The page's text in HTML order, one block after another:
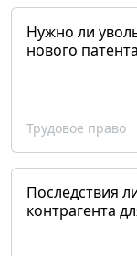
Нужно ли
нового
Трудовое право
Последствия
контрагента